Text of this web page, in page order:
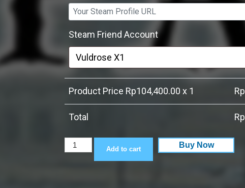
Steam Friend Account
Product Price Rp104,400.00 x 1 Rp
Total Rp
East
Add to cart Buy Now